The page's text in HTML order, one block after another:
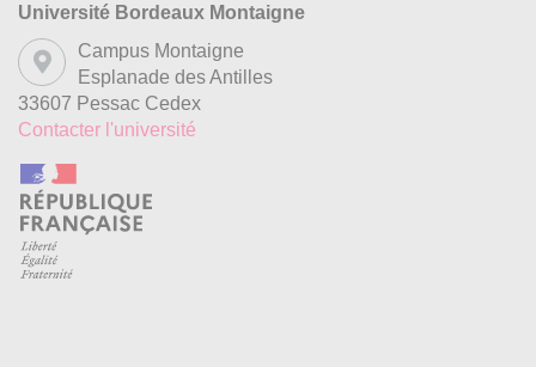
Université Bordeaux Montaigne
Campus Montaigne
Esplanade des Antilles
33607 Pessac Cedex
Contacter l'université